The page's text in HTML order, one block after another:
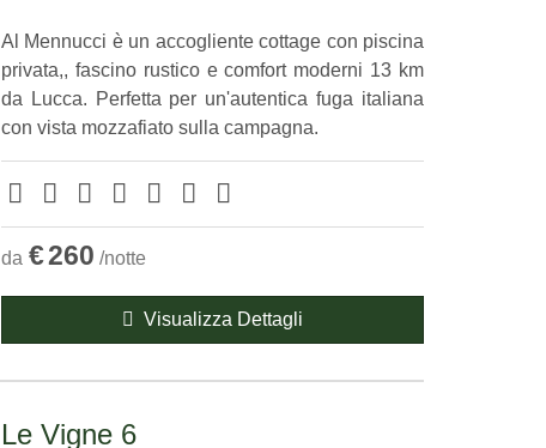
Al Mennucci è un accogliente cottage con piscina
privata,, fascino rustico e comfort moderni 13 km
da Lucca. Perfetta per un'autentica fuga italiana
con vista mozzafiato sulla campagna.
da €260 /notte
Visualizza Dettagli
Le Vigne 6